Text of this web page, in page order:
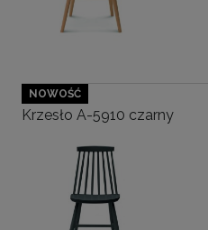
Krzesło A-5910 czarny
NOWOŚĆ